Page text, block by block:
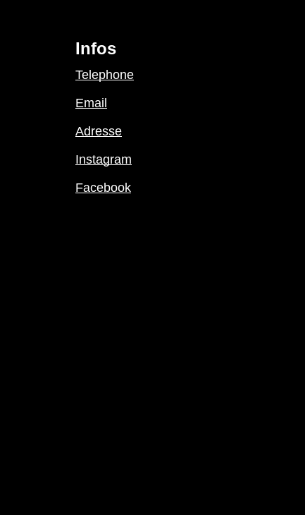
Infos
Telephone
Email
Adresse
Instagram
Facebook